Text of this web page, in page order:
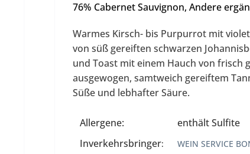
76% Cabernet Sauvignon, Andere
Warmes Kirsch- bis Purpurrot mit
von süß gereiften schwarzen
und Toast mit einem Hauch von frisch
ausgewogen, samtweich gereiftem
Süße und lebhafter Säure.
Allergene:
enthält Sulfite
Inverkehrsbringer: WEIN SERVICE